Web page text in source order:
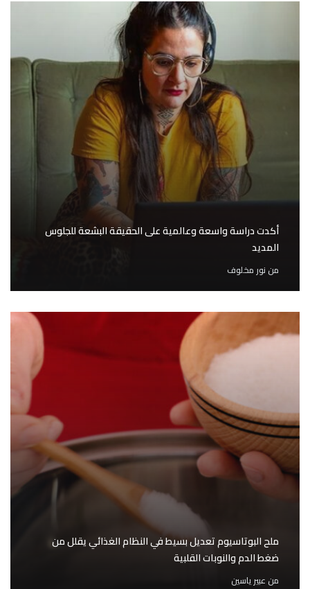
أكدت دراسة واسعة وعالمية على الحقيقة البشعة للجلوس
المديد
من نور مخلوف
ملح البوتاسيوم تعديل بسيط في النظام الغذائي يقلل من
ضغط الدم والنوبات القلبية
من عبير ياسين